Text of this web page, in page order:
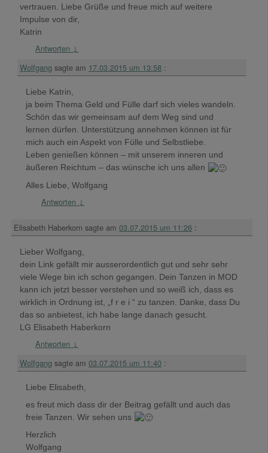
vertrauen. Liebe Grüße und freue mich auf weitere
Impulse von dir,
Katrin
Antworten ↓
Wolfgang sagte am 17.03.2015 um 13:58 :
Liebe Katrin,
ja beim Thema Geld und Fülle darf sich vieles wandeln.
Schön das wir gemeinsam auf dem Weg sind und
lernen dürfen. Unterstützung annehmen können ist für
mich auch ein Aspekt von Fülle und Selbstliebe.
Leben genießen können – mit unserem inneren und
äußeren Reichtum – das wünsche ich uns allen
Alles Liebe, Wolfgang
Antworten ↓
Elisabeth Haberkorn sagte am 03.07.2015 um 11:26 :
Lieber Wolfgang,
dein Link gefällt mir ausserordentlich gut und sehr sehr
viele Wege bin ich schon gegangen. Dein Tanzen in MOD
kann ich jetzt besser verstehen und so weiß ich, dass es
wirklich in Ordnung ist, „f r e i “ zu tanzen. Danke, dass Du
das so anbietest, ich habe lange danach gesucht.
LG Elisabeth Haberkorn
Antworten ↓
Wolfgang sagte am 03.07.2015 um 11:40 :
Liebe Elisabeth,
es freut mich dass dir der Beitrag gefällt und auch das
freie Tanzen. Wir sehen uns
Herzlich
Wolfgang